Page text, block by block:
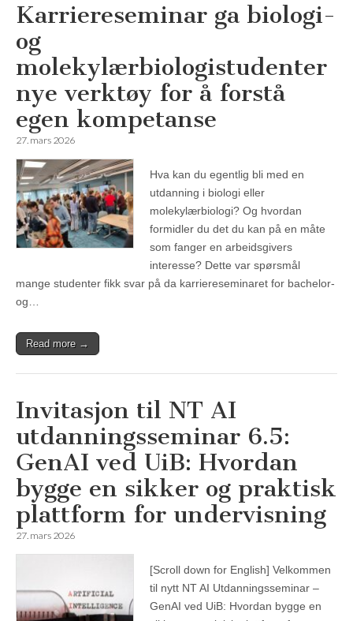
Karriereseminar ga biologi-
og
molekylærbiologistudenter
nye verktøy for å forstå
egen kompetanse
27. mars 2026
Hva kan du egentlig bli med en
utdanning i biologi eller
molekylærbiologi? Og hvordan
formidler du det du kan på en måte
som fanger en arbeidsgivers
interesse? Dette var spørsmål
mange studenter fikk svar på da karriereseminaret for bachelor-
og…
Read more →
Invitasjon til NT AI
utdanningsseminar 6.5:
GenAI ved UiB: Hvordan
bygge en sikker og praktisk
plattform for undervisning
27. mars 2026
[Scroll down for English] Velkommen
til nytt NT AI Utdanningsseminar –
GenAI ved UiB: Hvordan bygge en